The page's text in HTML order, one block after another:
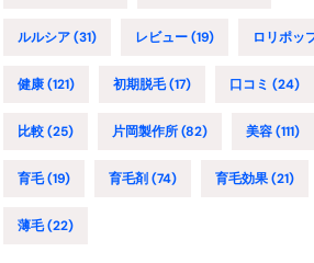
ルルシア(31) レビュー(19) ロリポッ
健康(121) 初期脱毛(17) 口コミ (24)
比較(25) 片岡製作所(82) 美容(111)
育毛(19) 育毛剤 (74) 育毛効果(21)
薄毛(22)